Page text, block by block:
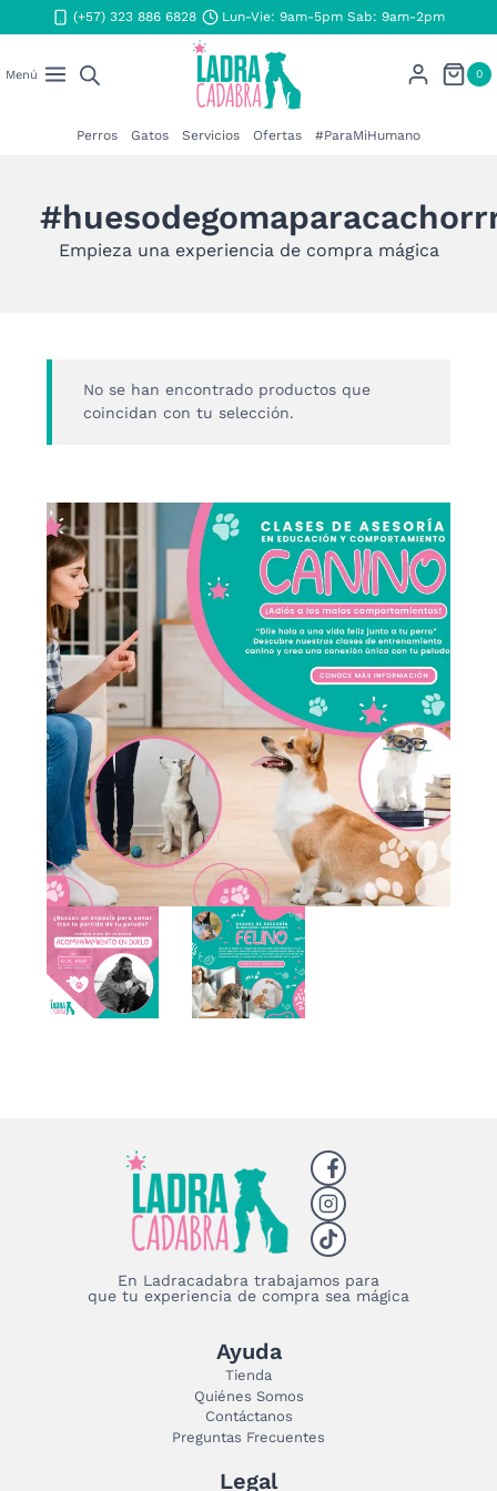
al
(+57) 323 886 6828 Lun-Vie: 9am-5pm Sab: 9am-2pm
Menú 0
Perros Gatos Servicios Ofertas #ParaMiHumano
Empieza una experiencia de compra mágica
No se han encontrado productos que
coincidan con tu selección.
En Ladracadabra trabajamos para
que tu experiencia de compra sea mágica
Ayuda
Tienda
Quiénes Somos
Contáctanos
Preguntas Frecuentes
Legal